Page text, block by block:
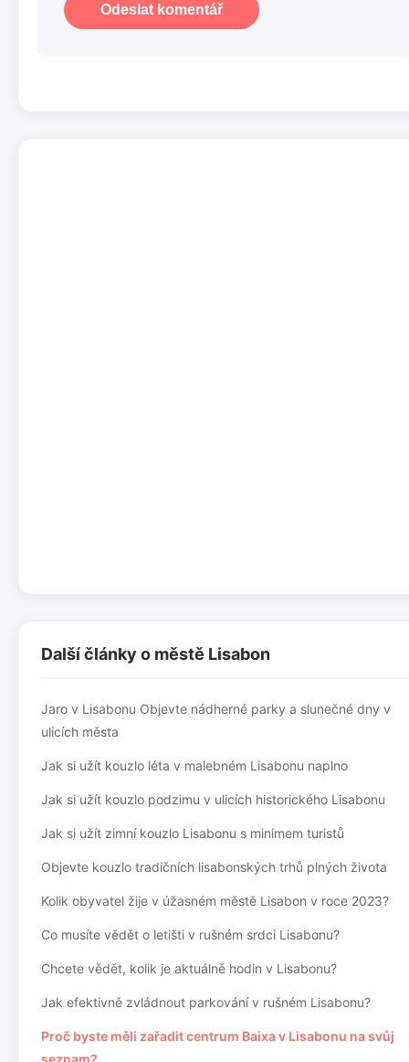
Odeslat komentář
Další články o městě Lisabon
Jaro v Lisabonu Objevte nádherné parky a slunečné dny v
ulicích města
Jak si užít kouzlo léta v malebném Lisabonu naplno
Jak si užít kouzlo podzimu v ulicích historického Lisabonu
Jak si užít zimní kouzlo Lisabonu s minimem turistů
Objevte kouzlo tradičních lisabonských trhů plných života
Kolik obyvatel žije v úžasném městě Lisabon v roce 2023?
Co musíte vědět o letišti v rušném srdci Lisabonu?
Chcete vědět, kolik je aktuálně hodin v Lisabonu?
Jak efektivně zvládnout parkování v rušném Lisabonu?
Proč byste měli zařadit centrum Baixa v Lisabonu na svůj
seznam?